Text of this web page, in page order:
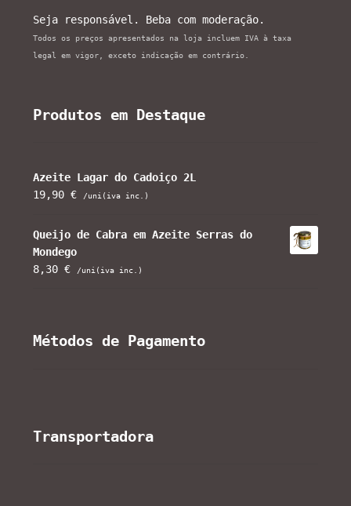
Seja responsável. Beba com moderação.
Todos os preços apresentados na loja incluem IVA à taxa
legal em vigor, exceto indicação em contrário.
Produtos em Destaque
Azeite Lagar do Cadoiço 2L
19,90€ /uni(iva inc.)
Queijo de Cabra em Azeite Serras do
Mondego
8,30€ /uni(iva inc.)
Métodos de Pagamento
Transportadora